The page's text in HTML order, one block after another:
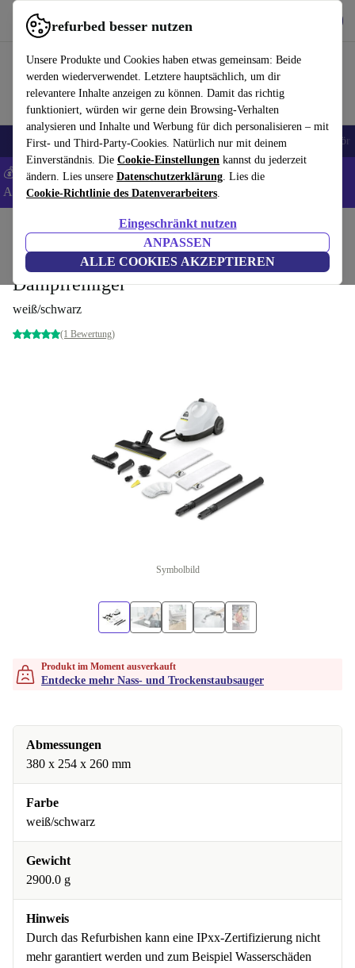
refurbed besser nutzen
Unsere Produkte und Cookies haben etwas gemeinsam: Beide
werden wiederverwendet. Letztere hauptsächlich, um dir
relevantere Inhalte anzeigen zu können. Damit das richtig
funktioniert, würden wir gerne dein Browsing-Verhalten
analysieren und Inhalte und Werbung für dich personalisieren – mit
First- und Third-Party-Cookies. Natürlich nur mit deinem
Einverständnis. Die Cookie-Einstellungen kannst du jederzeit
ändern. Lies unsere Datenschutzerklärung. Lies die
Cookie-Richtlinie des Datenverarbeiters.
Eingeschränkt nutzen
ANPASSEN
ALLE COOKIES AKZEPTIEREN
refurbed schnell und einfach nutzen
🎒 Back to school Handys Laptops Tablets Smartwatches Zubehör
💰 Extra -5% auf Samsung- und Google-Smartphones - Code:
ANDROID5 -AGB
Haushalt Bodenpflege Nass- und Trockenstaubsauger
Kärcher SC 2 EasyFix Premium
Dampfreiniger
weiß/schwarz
(1 Bewertung)
Symbolbild
Produkt im Moment ausverkauft
Entdecke mehr Nass- und Trockenstaubsauger
Abmessungen
380 x 254 x 260 mm
Farbe
weiß/schwarz
Gewicht
2900.0 g
Hinweis
Durch das Refurbishen kann eine IPxx-Zertifizierung nicht
mehr garantiert werden und zum Beispiel Wasserschäden